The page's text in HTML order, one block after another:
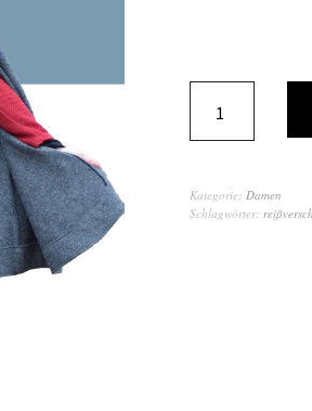
Kategorie: Damen
Schlagwörter: